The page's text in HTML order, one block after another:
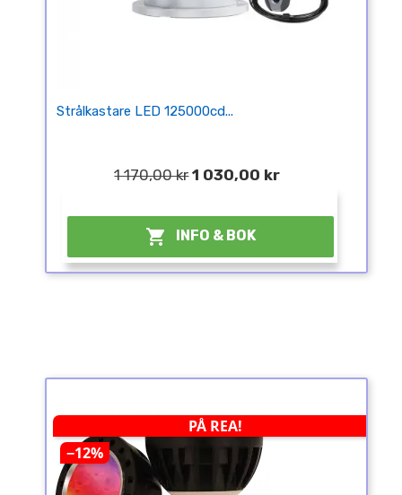
Strålkastare LED 125000cd...
1 170,00 kr 1 030,00 kr
 INFO & BOK
PÅ REA!
−12%